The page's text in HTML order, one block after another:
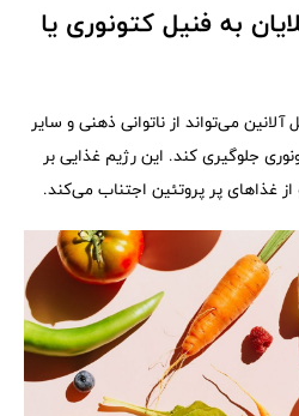
به فنیل کتونوری یا
می‌تواند از ناتوانی ذهنی و سایر
جلوگیری کند. این رژیم غذایی بر
غذاهای پر پروتئین اجتناب می‌کند.